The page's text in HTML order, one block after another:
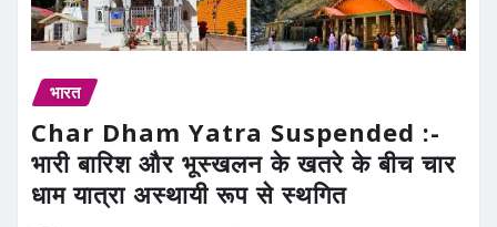
भारत
Char Dham Yatra Suspended :-
भारी बारिश और भूस्खलन के खतरे के बीच चार
धाम यात्रा अस्थायी रूप से स्थगित